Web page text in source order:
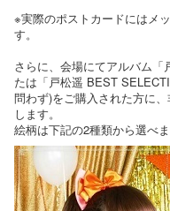
※実際のポストカードにはメ
す。
さらに、会場にてアルバム
たは「戸松遥 BEST
問わず)をご購入された方に
します。
絵柄は下記の2種類から選べま